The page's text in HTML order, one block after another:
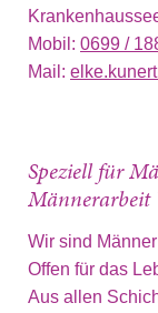
Mobil: 0699 /
Mail:
Speziell für
Männerarbeit
Wir sind
Offen für das
Aus allen